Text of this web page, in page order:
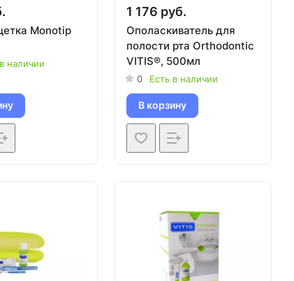
Monotip
наличии
1 176 руб.
Ополаскиватель для
полости рта Orthodontic
VITIS®, 500мл
0 Есть в наличии
В корзину